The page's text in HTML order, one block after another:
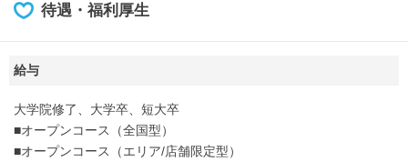
待遇・福利厚生
給与
大学院修了、大学卒、短大卒
■オープンコース（全国型）
■オープンコース（エリア/店舗限定型）